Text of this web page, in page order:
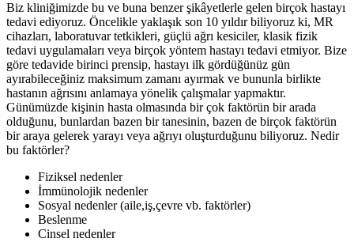
Biz kliniğimizde bu ve buna benzer şikâyetlerle gelen birçok hastayı
tedavi ediyoruz. Öncelikle yaklaşık son 10 yıldır biliyoruz ki, MR
cihazları, laboratuvar tetkikleri, güçlü ağrı kesiciler, klasik fizik
tedavi uygulamaları veya birçok yöntem hastayı tedavi etmiyor. Bize
göre tedavide birinci prensip, hastayı ilk gördüğünüz gün
ayırabileceğiniz maksimum zamanı ayırmak ve bununla birlikte
hastanın ağrısını anlamaya yönelik çalışmalar yapmaktır.
Günümüzde kişinin hasta olmasında bir çok faktörün bir arada
olduğunu, bunlardan bazen bir tanesinin, bazen de birçok faktörün
bir araya gelerek yarayı veya ağrıyı oluşturduğunu biliyoruz. Nedir
bu faktörler?
Fiziksel nedenler
İmmünolojik nedenler
Sosyal nedenler (aile,iş,çevre vb. faktörler)
Beslenme
Cinsel nedenler